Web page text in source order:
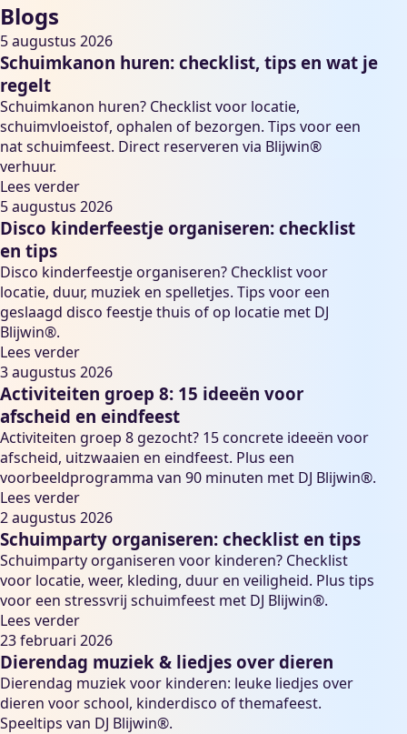
Blogs
5 augustus 2026
Schuimkanon huren: checklist, tips en wat je
regelt
Schuimkanon huren? Checklist voor locatie,
schuimvloeistof, ophalen of bezorgen. Tips voor een
nat schuimfeest. Direct reserveren via Blijwin®
verhuur.
Lees verder
5 augustus 2026
Disco kinderfeestje organiseren: checklist
en tips
Disco kinderfeestje organiseren? Checklist voor
locatie, duur, muziek en spelletjes. Tips voor een
geslaagd disco feestje thuis of op locatie met DJ
Blijwin®.
Lees verder
3 augustus 2026
Activiteiten groep 8: 15 ideeën voor
afscheid en eindfeest
Activiteiten groep 8 gezocht? 15 concrete ideeën voor
afscheid, uitzwaaien en eindfeest. Plus een
voorbeeldprogramma van 90 minuten met DJ Blijwin®.
Lees verder
2 augustus 2026
Schuimparty organiseren: checklist en tips
Schuimparty organiseren voor kinderen? Checklist
voor locatie, weer, kleding, duur en veiligheid. Plus tips
voor een stressvrij schuimfeest met DJ Blijwin®.
Lees verder
23 februari 2026
Dierendag muziek & liedjes over dieren
Dierendag muziek voor kinderen: leuke liedjes over
dieren voor school, kinderdisco of themafeest.
Speeltips van DJ Blijwin®.